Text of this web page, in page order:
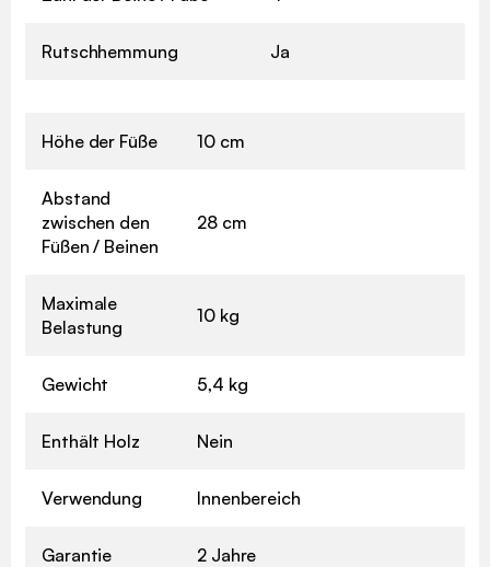
Rutschhemmung Ja
Höhe der Füße 10 cm
Abstand
zwischen den
Füßen / Beinen
28 cm
Maximale
Belastung
10 kg
Gewicht 5,4 kg
Enthält Holz Nein
Verwendung Innenbereich
Garantie 2 Jahre